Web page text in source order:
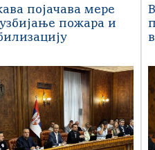
појачава мере
пожара и